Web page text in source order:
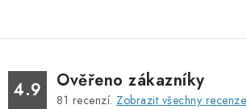
v
p
4.9 Ověřeno zákazníky
81 recenzí. Zobrazit všechny recenze